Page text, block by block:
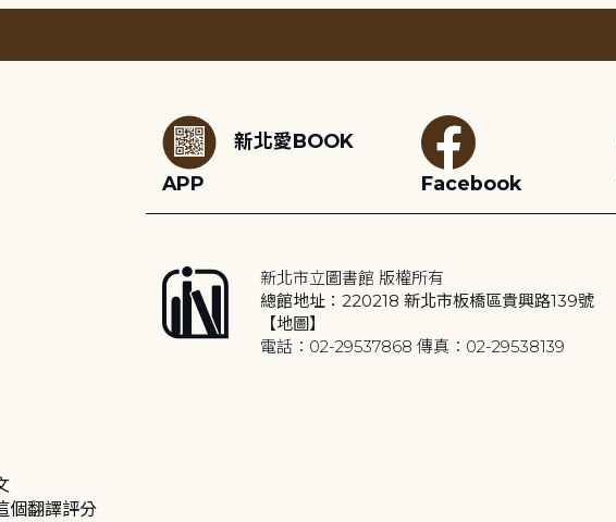
新北愛BOOK
APP
Facebook
新北市立圖書館 版權所有
總館地址：220218 新北市板橋區貴興路139號
【地圖】
電話：02-29537868 傳真：02-29538139
個翻譯評分